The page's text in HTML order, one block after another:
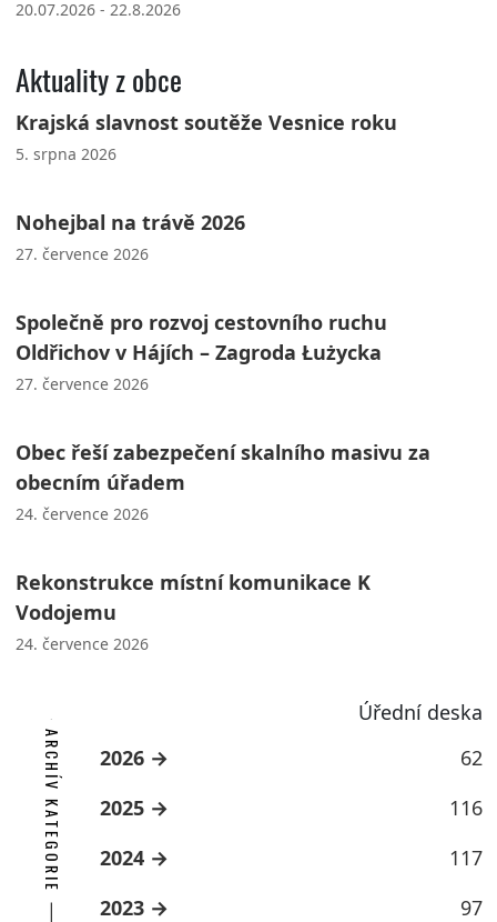
20.07.2026 - 22.8.2026
Aktuality z obce
Krajská slavnost soutěže Vesnice roku
5. srpna 2026
Nohejbal na trávě 2026
27. července 2026
Společně pro rozvoj cestovního ruchu
Oldřichov v Hájích – Zagroda Łużycka
27. července 2026
Obec řeší zabezpečení skalního masivu za
obecním úřadem
24. července 2026
Rekonstrukce místní komunikace K
Vodojemu
24. července 2026
Úřední deska
ARCHÍV KATEGORIE 2026
62
2025
116
2024
117
2023
97